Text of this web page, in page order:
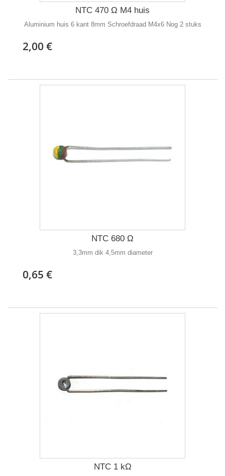
NTC 470 Ω M4 huis
Aluminium huis 6 kant 8mm Schroefdraad M4x6 Nog 2 stuks
2,00 €
NTC 680 Ω
3,3mm dik 4,5mm diameter
0,65 €
NTC 1 kΩ